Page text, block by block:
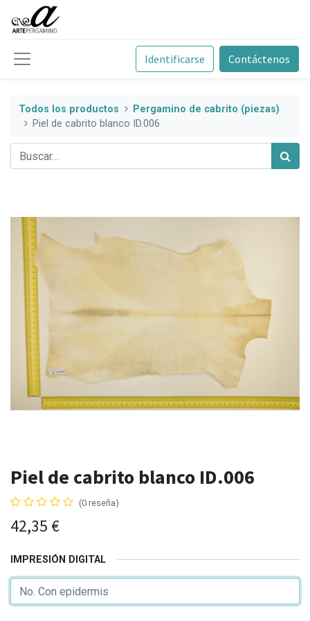
Identificarse Contáctenos
Todos los productos
Pergamino de cabrito (piezas)
Piel de cabrito blanco ID.006
Piel de cabrito blanco ID.006
(0 reseña)
42,35 €
IMPRESIÓN DIGITAL